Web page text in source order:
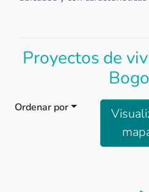
Proyectos de
Ordenar por